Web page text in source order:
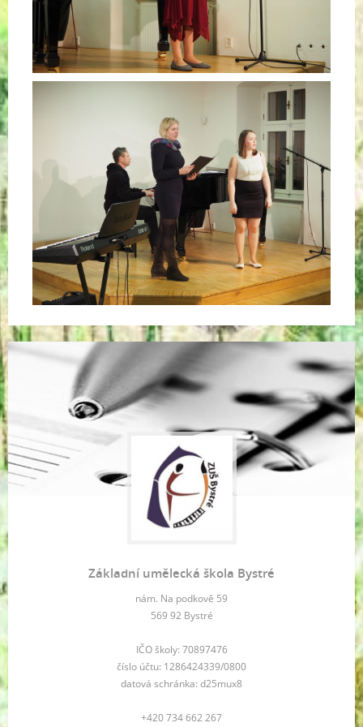
Základní umělecká škola Bystré
nám. Na podkově 59
569 92 Bystré
IČO školy: 70897476
číslo účtu: 1286424339/0800
datová schránka: d25mux8
+420 734 662 267